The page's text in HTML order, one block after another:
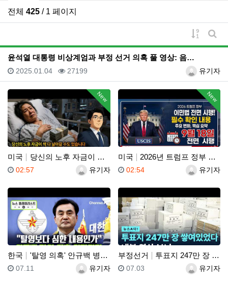
전체 425 / 1 페이지
게시물
게
윤석열 대통령 비상계엄과 부정 선거 의혹 풀 영상: 음…
등록자유기자
등록일
2025.01.04 조회
27199
New
미국 당신의 노후 자금이 싹 다 날아갈 수도 있습니다, 롱텀…
등록자유기자
등록일
02:57
New
미국 2026년 트럼프 정부 이민법 전면 시행 꼭 알아야 할…
등록자유기자
등록일
02:54
한국 '탈영 의혹' 안규백 병적 공개 거부에 한동훈 "탈영보…
등록자유기자
등록일
07.11
부정선거 투표지 247만 장 쌓여있었다 내부 영상 보니
등록자유기자
등록일
07.03